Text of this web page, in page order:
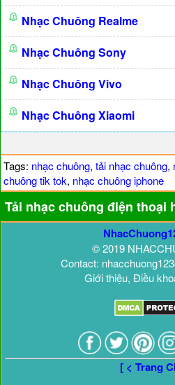
Nhạc Chuông Realme
Nhạc Chuông Sony
Nhạc Chuông Vivo
Nhạc Chuông Xiaomi
Tags: nhạc chuông, tải nhạc chuông,
chuông tik tok, nhạc chuông iphone
Tải nhạc chuông điện thoại
© 2019
Contact:
Giới thiệu, Điều
[ < Trang